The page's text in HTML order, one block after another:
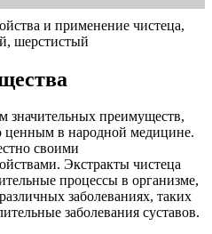
и применение чистеца,
шерстистый
значительных преимуществ,
ценным в народной медицине.
своими
Экстракты чистеца
процессы в организме,
заболеваниях, таких
заболевания суставов.